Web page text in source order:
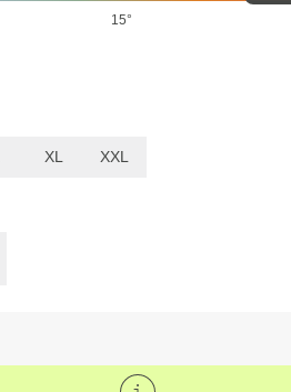
15°
XL
XXL